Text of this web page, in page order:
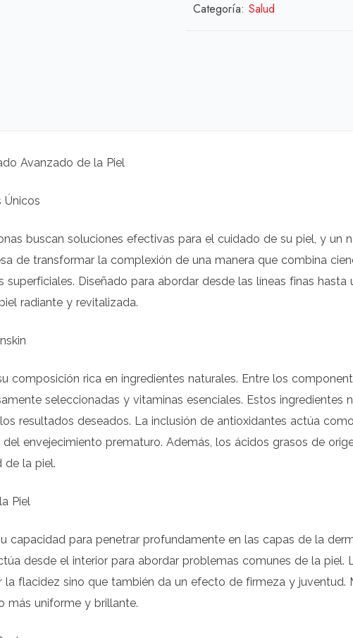
Categoría: Salud
Avanzado de la Piel
Únicos
buscan soluciones efectivas para el cuidado de su piel, y un
de transformar la complexión de una manera que combina
Diseñado para abordar desde las líneas finas hasta
radiante y revitalizada.
composición rica en ingredientes naturales. Entre los
seleccionadas y vitaminas esenciales. Estos ingredientes
resultados deseados. La inclusión de antioxidantes actúa
envejecimiento prematuro. Además, los ácidos grasos de
de la piel.
Piel
capacidad para penetrar profundamente en las capas de la
desde el interior para abordar problemas comunes de la
flacidez sino que también da un efecto de firmeza y juventud.
más uniforme y brillante.